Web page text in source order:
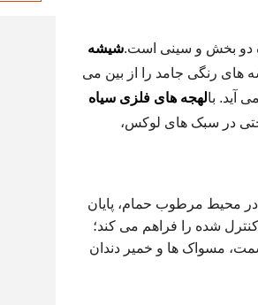
دو بخش و سینی است.شیشه
رنگی جامد را از بین می
آید. بالهجه های فلزی سیاه
در سبک های لوکس،
محیط مرطوب حمام، پایان
شده را فراهم می کند؛
مسواک ها و خمیر دندان